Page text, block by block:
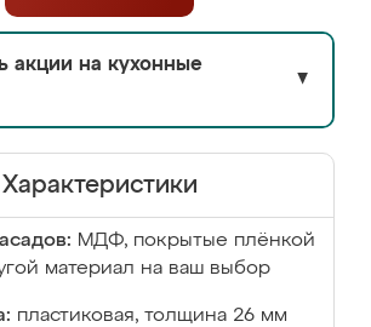
акции на кухонные
▼
Характеристики
МДФ, покрытые плёнкой
материал на ваш выбор
пластиковая, толщина 26 мм